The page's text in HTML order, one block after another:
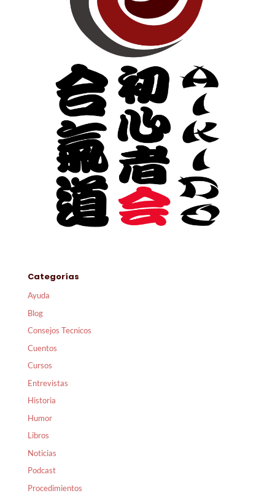
Categorías
Ayuda
Blog
Consejos Tecnicos
Cuentos
Cursos
Entrevistas
Historia
Humor
Libros
Noticias
Podcast
Procedimientos